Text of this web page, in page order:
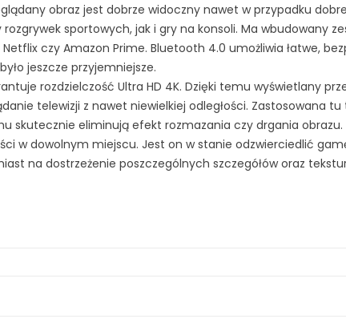
obraz jest dobrze widoczny nawet w przypadku
sportowych, jak i gry na konsoli. Ma wbudowany
czy Amazon Prime. Bluetooth 4.0 umożliwia łatwe,
jeszcze przyjemniejsze.
rozdzielczość Ultra HD 4K. Dzięki temu wyświetlany
telewizji z nawet niewielkiej odległości. Zastosowana
skutecznie eliminują efekt rozmazania czy drgania
w dowolnym miejscu. Jest on w stanie odzwierciedlić
na dostrzeżenie poszczególnych szczegółów oraz